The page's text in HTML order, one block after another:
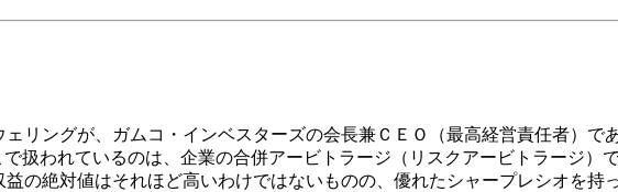
リングが、ガムコ・インベスターズの会長兼ＣＥＯ（最高経営責任者）で
で扱われているのは、企業の合併アービトラージ（リスクアービトラージ）
の絶対値はそれほど高いわけではないものの、優れたシャープレシオを持